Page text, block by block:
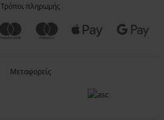
Τρόποι πληρωμής
Μεταφορείς